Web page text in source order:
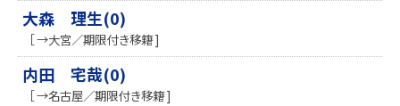
大森 理生(0)
［ →大宮／期限付き移籍 ]
内田 宅哉(0)
［ →名古屋／期限付き移籍 ]